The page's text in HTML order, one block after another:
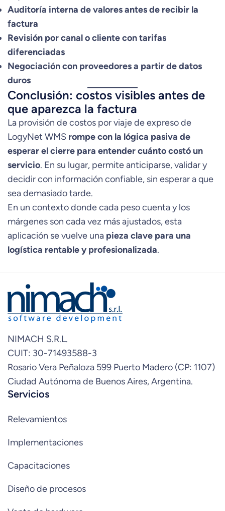
Auditoría interna de valores antes de recibir la
factura
Revisión por canal o cliente con tarifas
diferenciadas
Negociación con proveedores a partir de datos
duros
Conclusión: costos visibles antes de
que aparezca la factura
La provisión de costos por viaje de expreso de
LogyNet WMS rompe con la lógica pasiva de
esperar el cierre para entender cuánto costó un
servicio. En su lugar, permite anticiparse, validar y
decidir con información confiable, sin esperar a que
sea demasiado tarde.
En un contexto donde cada peso cuenta y los
márgenes son cada vez más ajustados, esta
aplicación se vuelve una pieza clave para una
logística rentable y profesionalizada.
NIMACH S.R.L.
CUIT: 30-71493588-3
Rosario Vera Peñaloza 599 Puerto Madero (CP: 1107)
Ciudad Autónoma de Buenos Aires, Argentina.
Servicios
Relevamientos
Implementaciones
Capacitaciones
Diseño de procesos